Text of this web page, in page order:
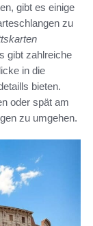
gibt es einige
zu
gibt zahlreiche
in die
bieten.
oder spät am
zu umgehen.